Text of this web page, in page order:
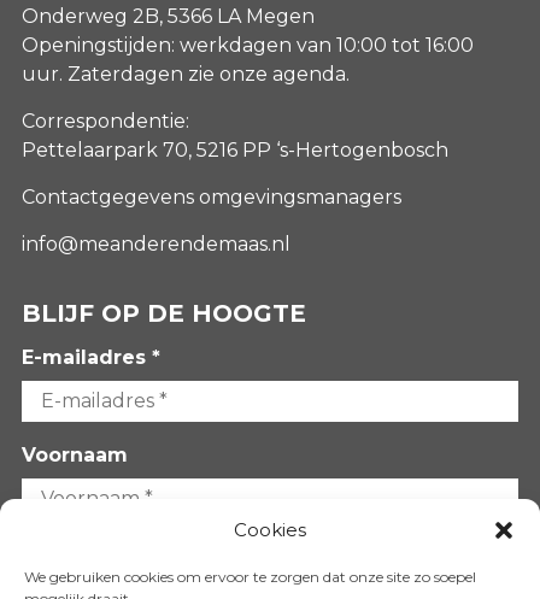
Cookies
We gebruiken cookies om ervoor te zorgen dat onze site zo soepel
Onderweg 2B, 5366 LA Megen
Openingstijden: werkdagen van 10:00 tot 16:00
uur. Zaterdagen zie onze agenda.
Correspondentie:
Pettelaarpark 70, 5216 PP ‘s-Hertogenbosch
Contactgegevens omgevingsmanagers
info@meanderendemaas.nl
BLIJF OP DE HOOGTE
E-mailadres *
Voornaam